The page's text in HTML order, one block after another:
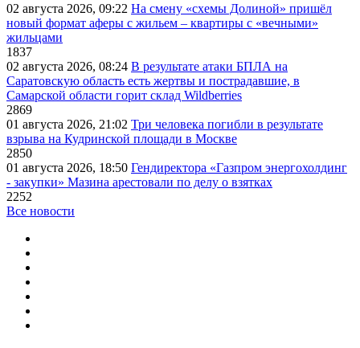
02 августа 2026, 09:22 На смену «схемы Долиной» пришёл
новый формат аферы с жильем – квартиры с «вечными»
жильцами
1837
02 августа 2026, 08:24 В результате атаки БПЛА на
Саратовскую область есть жертвы и пострадавшие, в
Самарской области горит склад Wildberries
2869
01 августа 2026, 21:02 Три человека погибли в результате
взрыва на Кудринской площади в Москве
2850
01 августа 2026, 18:50 Гендиректора «Газпром энергохолдинг
- закупки» Мазина арестовали по делу о взятках
2252
Все новости